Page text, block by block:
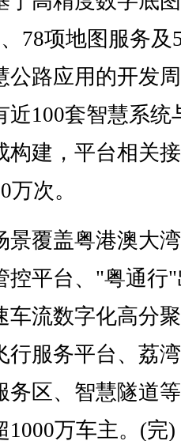
78项地图服务及
公路应用的开发
近100套智慧系统
构建，平台相关
次。
覆盖粤港澳大
控平台、"粤通行
车流数字化高分
行服务平台、荔
务区、智慧隧道
1000万车主。(完)